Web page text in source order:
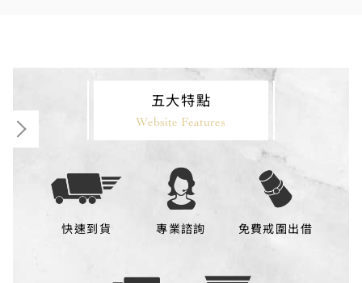
五大特點
Website Features
快速到貨 專業諮詢 免費戒圍出借